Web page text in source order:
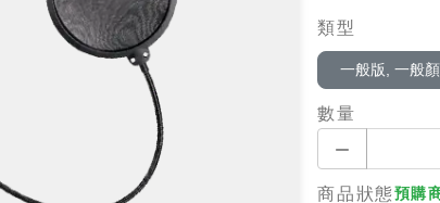
類型
一般版, 一般
數量
商品狀態預購